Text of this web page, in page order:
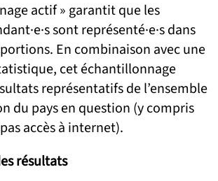
actif » garantit que les
sont représenté·e·s dans
En combinaison avec une
cet échantillonnage
représentatifs de l’ensemble
du pays en question (y compris
accès à internet).
résultats